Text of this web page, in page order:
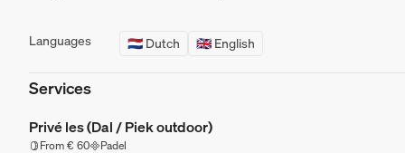
Languages 🇳🇱 Dutch 🇬🇧 English
Services
Privé les (Dal / Piek outdoor)
From € 60 Padel